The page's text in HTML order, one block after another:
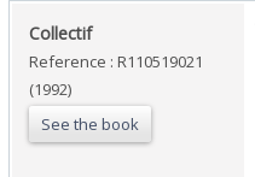
‎Collectif‎
Reference : R110519021
(1992)
See the book